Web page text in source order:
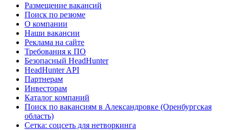
Размещение вакансий
Поиск по резюме
О компании
Наши вакансии
Реклама на сайте
Требования к ПО
Безопасный HeadHunter
HeadHunter API
Партнерам
Инвесторам
Каталог компаний
Поиск по вакансиям в Александровке (Оренбургская
область)
Сетка: соцсеть для нетворкинга